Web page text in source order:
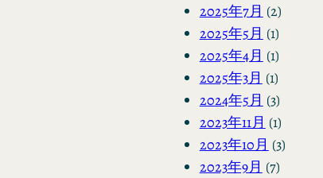
2025年7月 (2)
2025年5月 (1)
2025年4月 (1)
2025年3月 (1)
2024年5月 (3)
2023年11月 (1)
2023年10月 (3)
2023年9月 (7)